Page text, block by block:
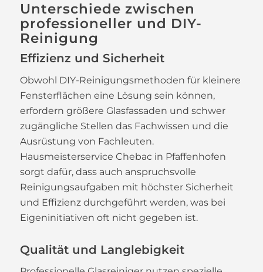
Unterschiede zwischen
professioneller und DIY-
Reinigung
Effizienz und Sicherheit
Obwohl DIY-Reinigungsmethoden für kleinere
Fensterflächen eine Lösung sein können,
erfordern größere Glasfassaden und schwer
zugängliche Stellen das Fachwissen und die
Ausrüstung von Fachleuten.
Hausmeisterservice Chebac in Pfaffenhofen
sorgt dafür, dass auch anspruchsvolle
Reinigungsaufgaben mit höchster Sicherheit
und Effizienz durchgeführt werden, was bei
Eigeninitiativen oft nicht gegeben ist.
Qualität und Langlebigkeit